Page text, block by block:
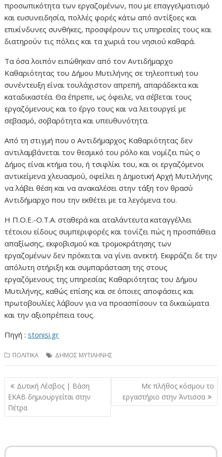
προσωπικότητα των εργαζομένων, που με επαγγελματισμό
και ευσυνειδησία, πολλές φορές κάτω από αντίξοες και
επικίνδυνες συνθήκες, προσφέρουν τις υπηρεσίες τους και
διατηρούν τις πόλεις και τα χωριά του νησιού καθαρά.
Τα όσα λοιπόν ειπώθηκαν από τον Αντιδήμαρχο
Καθαριότητας του Δήμου Μυτιλήνης σε τηλεοπτική του
συνέντευξη είναι τουλάχιστον απρεπή, απαράδεκτα και
καταδικαστέα. Θα έπρεπε, ως όφειλε, να σέβεται τους
εργαζόμενους και το έργο τους και να λειτουργεί με
σεβασμό, σοβαρότητα και υπευθυνότητα.
Από τη στιγμή που ο Αντιδήμαρχος Καθαριότητας δεν
αντιλαμβάνεται τον θεσμικό του ρόλο και νομίζει πώς ο
Δήμος είναι κτήμα του, ή τσιφλίκι του, και οι εργαζόμενοι
αντικείμενα χλευασμού, οφείλει η Δημοτική Αρχή Μυτιλήνης
να λάβει θέση και να ανακαλέσει στην τάξη τον θρασύ
Αντιδήμαρχο που την εκθέτει με τα λεγόμενα του.
Η Π.Ο.Ε.-Ο.Τ.Α. σταθερά και αταλάντευτα καταγγέλλει
τέτοιου είδους συμπεριφορές και τονίζει πώς η προσπάθεια
απαξίωσης, εκφοβισμού και τρομοκράτησης των
εργαζομένων δεν πρόκειται να γίνει ανεκτή. Εκφράζει δε την
απόλυτη στήριξη και συμπαράσταση της στους
εργαζόμενους της υπηρεσίας Καθαριότητας του Δήμου
Μυτιλήνης, καθώς επίσης και σε όποιες αποφάσεις και
πρωτοβουλίες λάβουν για να προασπίσουν τα δικαιώματα
και την αξιοπρέπεια τους.
Πηγή :stonisi.gr
ΠΟΛΙΤΙΚΑ ΔΗΜΟΣ ΜΥΤΙΛΗΝΗΣ
Πλοήγηση
άρθρων
Δυτική Λέσβος | Βάση
ΕΚΑΒ δημιουργείται στην
Πέτρα
Με πλήθος κόσμου το
εργαστήριο στην Άντισσα